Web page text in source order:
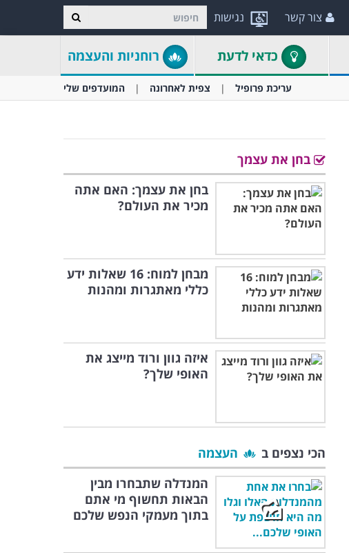
נגישות צור קשר
כדאי לדעת רוחניות והעצמה
עריכת פרופיל צפית לאחרונה המועדפים שלי
בחן את עצמך
בחן את עצמך: האם אתה
מכיר את העולם?
מבחן למוח: 16 שאלות ידע
כללי מאתגרות ומהנות
איזה גוון ורוד מייצג את
האופי שלך?
הכי נצפים ב
העצמה
המנדלה שתבחרו מבין
הבאות תחשוף מי אתם
בתוך מעמקי הנפש שלכם